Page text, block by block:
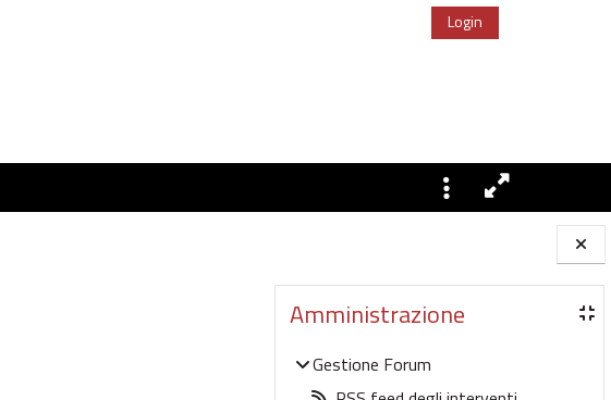
Blocchi
Amministrazione
Gestione Forum
Login